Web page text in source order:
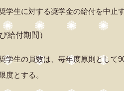
学生に対する奨学金の給付を中止
給付期間）
学生の員数は、毎年度原則として
度とする。